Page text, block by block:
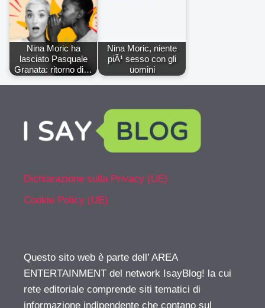
Nina Moric ha
lasciato Pasquale
Granata: ritorno di…
Nina Moric, niente
piÃ¹ sesso con gli
uomini
Dichiarazione sulla Privacy (UE)
Cookie Policy (UE)
Questo sito web è parte dell’ AREA
ENTERTAINMENT del network IsayBlog! la cui
rete editoriale comprende siti tematici di
informazione indipendente che contano sul